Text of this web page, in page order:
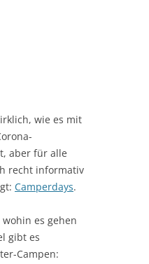
wie es mit
aber für alle
recht informativ
Camperdays.
es gehen
gibt es
Campen: